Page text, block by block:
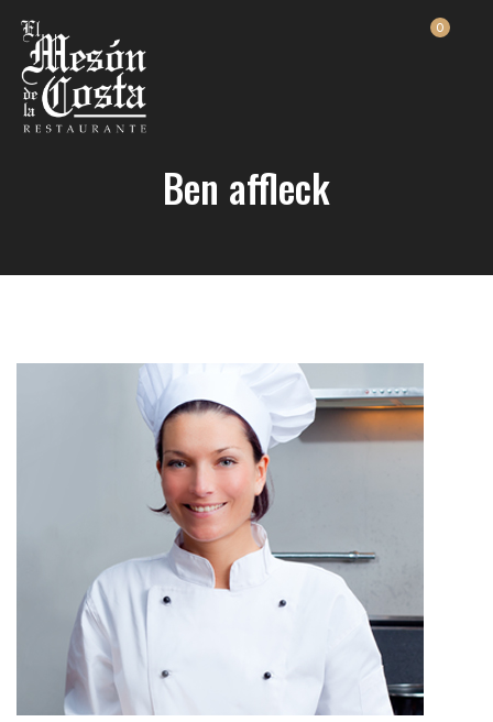
0
Ben affleck